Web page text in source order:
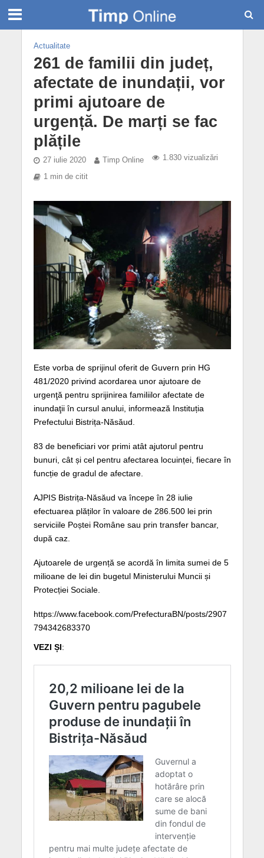
Actualitate
261 de familii din județ,
afectate de inundații, vor
primi ajutoare de
urgență. De marți se fac
plățile
27 iulie 2020 Timp Online 1.830 vizualizări
1 min de citit
Este vorba de sprijinul oferit de Guvern prin HG
481/2020 privind acordarea unor ajutoare de
urgenţă pentru sprijinirea familiilor afectate de
inundaţii în cursul anului, informează Instituția
Prefectului Bistrița-Năsăud.
83 de beneficiari vor primi atât ajutorul pentru
bunuri, cât și cel pentru afectarea locuinței, fiecare în
funcție de gradul de afectare.
AJPIS Bistrița-Năsăud va începe în 28 iulie
efectuarea plăților în valoare de 286.500 lei prin
serviciile Poștei Române sau prin transfer bancar,
după caz.
Ajutoarele de urgență se acordă în limita sumei de 5
milioane de lei din bugetul Ministerului Muncii și
Protecției Sociale.
https://www.facebook.com/PrefecturaBN/posts/2907
794342683370
VEZI ȘI: